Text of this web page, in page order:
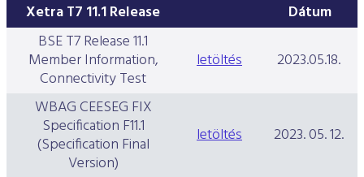
Xetra T7 11.1 Release
Dátum
BSE T7 Release 11.1
Member Information,
Connectivity Test
letöltés
2023.05.18.
WBAG CEESEG FIX
Specification F11.1
(Specification Final
Version)
letöltés 2023. 05. 12.